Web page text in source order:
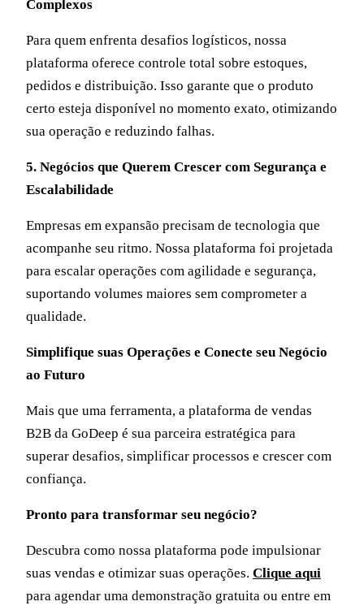
Complexos
Para quem enfrenta desafios logísticos, nossa
plataforma oferece controle total sobre estoques,
pedidos e distribuição. Isso garante que o produto
certo esteja disponível no momento exato, otimizando
sua operação e reduzindo falhas.
5. Negócios que Querem Crescer com Segurança e
Escalabilidade
Empresas em expansão precisam de tecnologia que
acompanhe seu ritmo. Nossa plataforma foi projetada
para escalar operações com agilidade e segurança,
suportando volumes maiores sem comprometer a
qualidade.
Simplifique suas Operações e Conecte seu Negócio
ao Futuro
Mais que uma ferramenta, a plataforma de vendas
B2B da GoDeep é sua parceira estratégica para
superar desafios, simplificar processos e crescer com
confiança.
Pronto para transformar seu negócio?
Descubra como nossa plataforma pode impulsionar
suas vendas e otimizar suas operações. Clique aqui
para agendar uma demonstração gratuita ou entre em